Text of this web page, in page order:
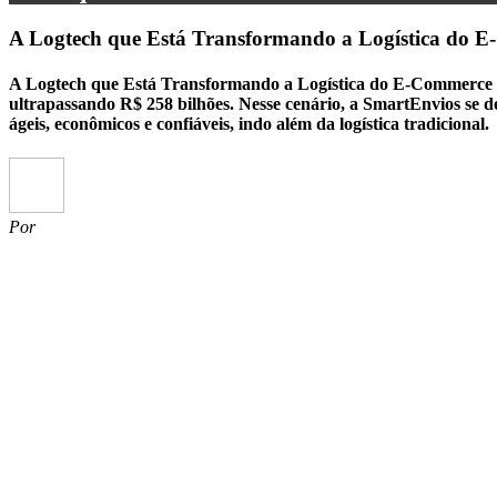
A Logtech que Está Transformando a Logística do
A Logtech que Está Transformando a Logística do E-
ultrapassando R$ 258 bilhões. Nesse cenário, a SmartEnvios se
ágeis, econômicos e confiáveis, indo além da logística tradicional.
Por